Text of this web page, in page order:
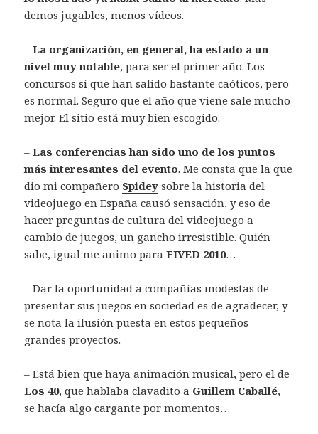
demos jugables, menos vídeos.
–La organización, en general, ha estado a un
nivel muy notable, para ser el primer año. Los
concursos sí que han salido bastante caóticos, pero
es normal. Seguro que el año que viene sale mucho
mejor. El sitio está muy bien escogido.
–Las conferencias han sido uno de los puntos
más interesantes del evento. Me consta que la que
dio mi compañero Spidey sobre la historia del
videojuego en España causó sensación, y eso de
hacer preguntas de cultura del videojuego a
cambio de juegos, un gancho irresistible. Quién
sabe, igual me animo paraFIVED 2010…
– Dar la oportunidad a compañías modestas de
presentar sus juegos en sociedad es de agradecer, y
se nota la ilusión puesta en estos pequeños-
grandes proyectos.
– Está bien que haya animación musical, pero el de
Los 40, que hablaba clavadito a Guillem Caballé,
se hacía algo cargante por momentos…